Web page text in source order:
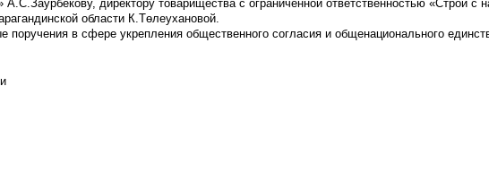
А.С.Заурбекову, директору товарищества с ограниченной ответственностью «Строй с
области К.Төлеухановой.
поручения в сфере укрепления общественного согласия и общенационального